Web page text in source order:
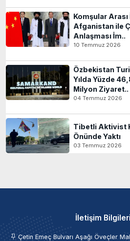
Komşular
Afganistan ile
Anlaşması İm..
10 Temmuz 2026
Özbekistan
Yılda Yüzde
Milyon Ziyaret..
04 Temmuz 2026
Tibetli Aktivist
Önünde Yaktı
03 Temmuz 2026
İletişim
Çetin Emeç Bulvarı Aşağı Öveçler